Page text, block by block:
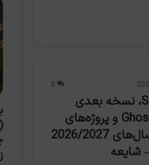
0
بازسازی Splinter Cell، نسخه بعدی
Ghost Recon ،Far Cry 7 و پروژه‌های
دیگر برای عرضه در سال‌های 2026/2027
شایعه